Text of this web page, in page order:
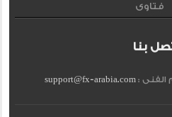
فتاوى
بنا
الفنى :support@fx-arabia.com